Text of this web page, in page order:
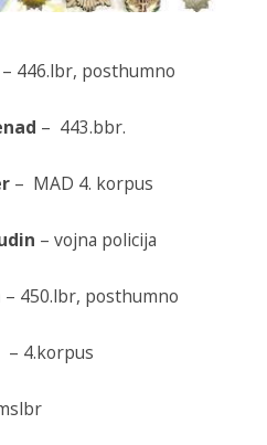
– 446.lbr, posthumno
– 443.bbr.
– MAD 4. korpus
– vojna policija
– 450.lbr, posthumno
– 4.korpus